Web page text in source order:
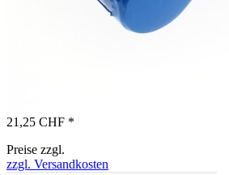
21,25 CHF *
Preise zzgl.
zzgl. Versandkosten